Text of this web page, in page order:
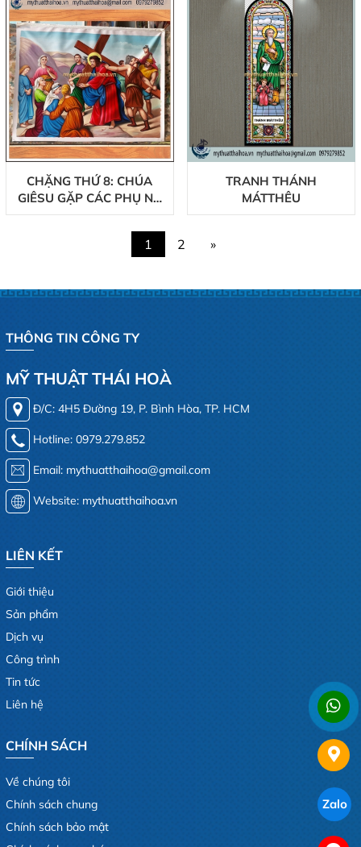
CHẶNG THỨ 8: CHÚA
GIÊSU GẶP CÁC PHỤ NỮ
Ở GIÊRUSALEM
TRANH THÁNH
MÁTTHÊU
1 2 »
THÔNG TIN CÔNG TY
MỸ THUẬT THÁI HOÀ
Đ/C: 4H5 Đường 19, P. Bình Hòa, TP. HCM
Hotline: 0979.279.852
Email: mythuatthaihoa@gmail.com
Website: mythuatthaihoa.vn
LIÊN KẾT
Giới thiệu
Sản phẩm
Dịch vụ
Công trình
Tin tức
Liên hệ
CHÍNH SÁCH
Về chúng tôi
Chính sách chung
Chính sách bảo mật
Zalo